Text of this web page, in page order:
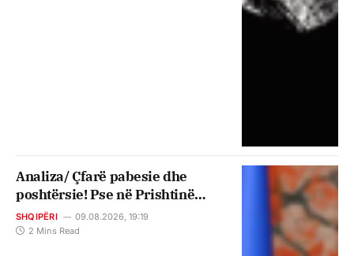
Analiza/ Çfarë pabesie dhe
poshtërsie! Pse në Prishtinë
kanë plotësisht të drejtë të
zemërohen
SHQIPËRI
09.08.2026, 19:19
2 Mins Read